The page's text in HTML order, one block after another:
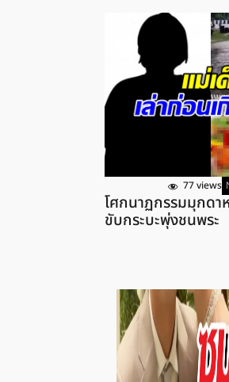
77 views
โศกนาฏกรรมมุกดา
ขับกระบะพุ่งชนพระ